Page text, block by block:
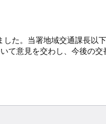
た。当署地域交通課長以
て意見を交わし、今後の